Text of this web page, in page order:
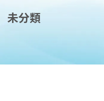
未分類